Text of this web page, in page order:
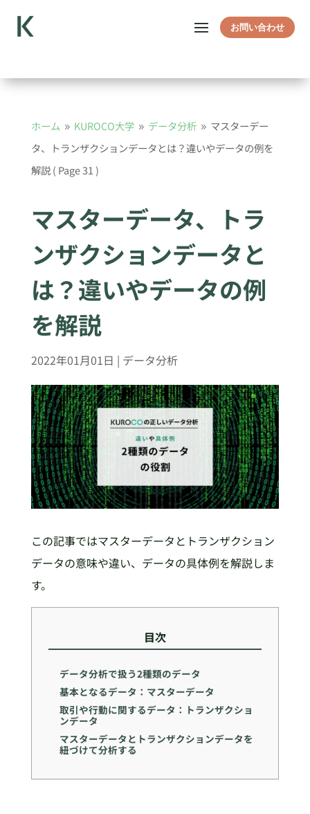
お問い合わせ
ホーム 9 KUROCO大学 9 データ分析 9 マスターデー
タ、トランザクションデータとは？違いやデータの例を
解説( Page 31 )
マスターデータ、トラ
ンザクションデータと
は？違いやデータの例
を解説
2022年01月01日 | データ分析
この記事ではマスターデータとトランザクション
データの意味や違い、データの具体例を解説しま
す。
目次
データ分析で扱う2種類のデータ
基本となるデータ：マスターデータ
取引や行動に関するデータ：トランザクショ
ンデータ
マスターデータとトランザクションデータを
紐づけて分析する